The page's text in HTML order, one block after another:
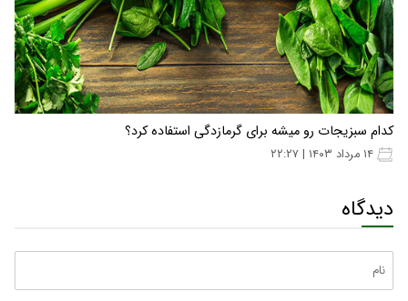
کدام سبزیجات رو میشه برای گرمازدگی استفاده کرد؟
دیدگاه